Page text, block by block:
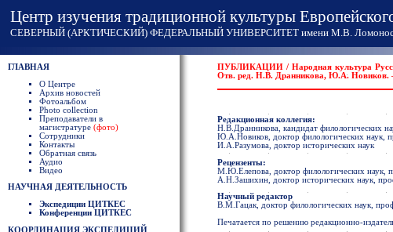
Центр изучения традиционной культуры
СЕВЕРНЫЙ (АРКТИЧЕСКИЙ) ФЕДЕРАЛЬНЫЙ УНИВЕРСИТЕТ имени М.В.
ГЛАВНАЯ
О Центре
Архив новостей
Фотоальбом
Photo collection
Преподаватели в
магистратуре (фото)
Сотрудники
Контакты
Обратная связь
Аудио
Видео
НАУЧНАЯ ДЕЯТЕЛЬНОСТЬ
Экспедиции ЦИТКЕС
Конференции ЦИТКЕС
КООРДИНАЦИЯ ЭКСПЕДИЦИЙ
ПУБЛИКАЦИИ / Народная культура
Отв. ред. Н.В. Дранникова, Ю.А. Новиков. –
Редакционная коллегия:
Н.В.Дранникова, кандидат филологических
Ю.А.Новиков, доктор филологических наук,
И.А.Разумова, доктор исторических наук
Рецензенты:
М.Ю.Елепова, доктор филологических наук,
А.Н.Зашихин, доктор исторических наук,
Научный редактор
В.М.Гацак, доктор филологических наук,
Печатается по решению редакционно-